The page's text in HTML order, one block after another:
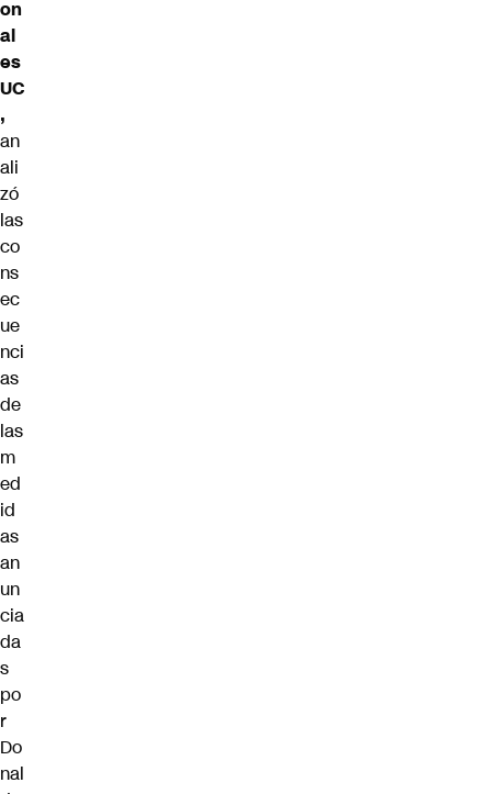
on
al
es
UC
,
an
ali
zó
las
co
ns
ec
ue
nci
as
de
las
m
ed
id
as
an
un
cia
da
s
po
r
Do
nal